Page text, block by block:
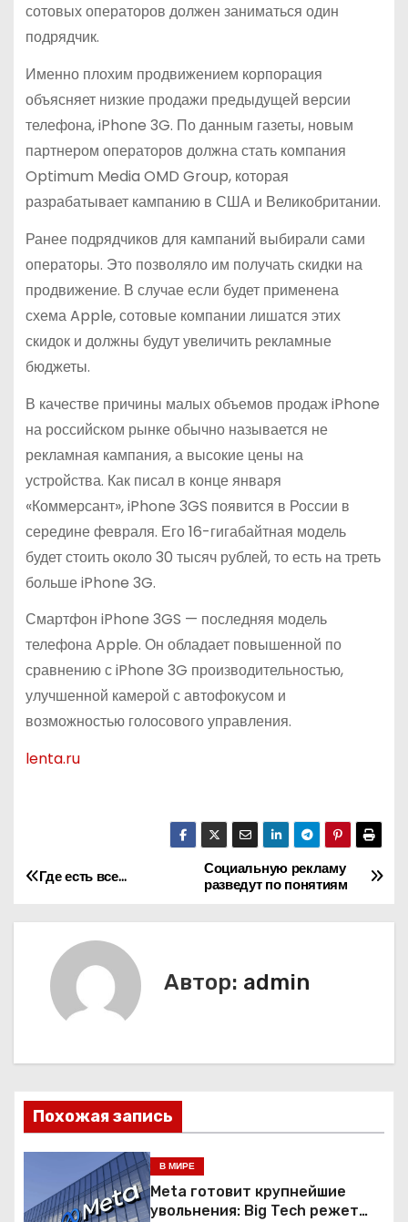
сотовых операторов должен заниматься один
подрядчик.
Именно плохим продвижением корпорация
объясняет низкие продажи предыдущей версии
телефона, iPhone 3G. По данным газеты, новым
партнером операторов должна стать компания
Optimum Media OMD Group, которая
разрабатывает кампанию в США и Великобритании.
Ранее подрядчиков для кампаний выбирали сами
операторы. Это позволяло им получать скидки на
продвижение. В случае если будет применена
схема Apple, сотовые компании лишатся этих
скидок и должны будут увеличить рекламные
бюджеты.
В качестве причины малых объемов продаж iPhone
на российском рынке обычно называется не
рекламная кампания, а высокие цены на
устройства. Как писал в конце января
«Коммерсант», iPhone 3GS появится в России в
середине февраля. Его 16-гигабайтная модель
будет стоить около 30 тысяч рублей, то есть на треть
больше iPhone 3G.
Смартфон iPhone 3GS — последняя модель
телефона Apple. Он обладает повышенной по
сравнению с iPhone 3G производительностью,
улучшенной камерой с автофокусом и
возможностью голосового управления.
lenta.ru
Н
а
а
ц
и
Социальную рекламу
разведут по понятиям
Где есть все…
Автор: admin
Похожая запись
В МИРЕ
Meta готовит крупнейшие
увольнения: Big Tech режет